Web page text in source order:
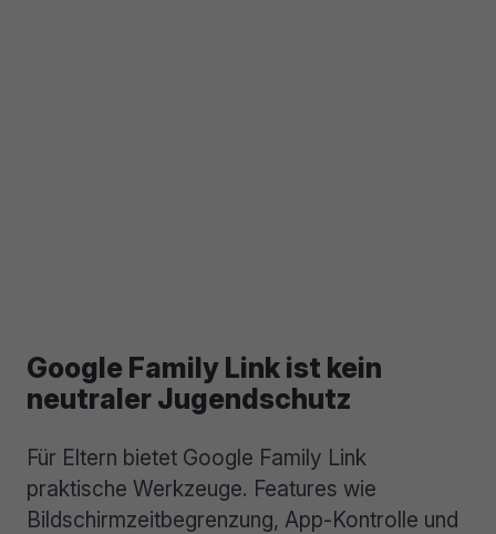
Google Family Link ist kein
neutraler Jugendschutz
Für Eltern bietet Google Family Link
praktische Werkzeuge. Features wie
Bildschirmzeitbegrenzung, App-Kontrolle und